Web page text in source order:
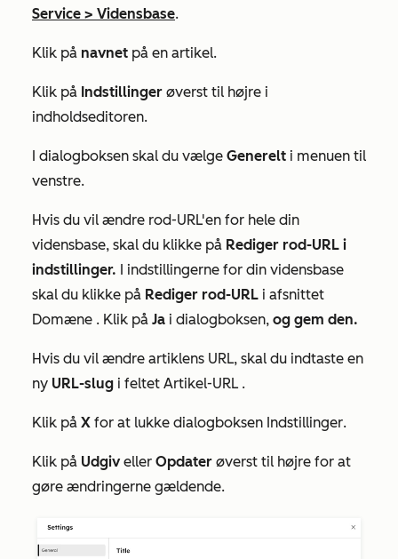
Service > Vidensbase.
Klik på navnet på en artikel.
Klik på Indstillinger øverst til højre i
indholdseditoren.
I dialogboksen skal du vælge Generelt i menuen til
venstre.
Hvis du vil ændre rod-URL'en for hele din
vidensbase, skal du klikke på Rediger rod-URL i
indstillinger. I indstillingerne for din vidensbase
skal du klikke på Rediger rod-URL i afsnittet
Domæne . Klik på Ja i dialogboksen, og gem den.
Hvis du vil ændre artiklens URL, skal du indtaste en
ny URL-slug i feltet Artikel-URL .
Klik på X for at lukke dialogboksen Indstillinger.
Klik på Udgiveller Opdater øverst til højre for at
gøre ændringerne gældende.